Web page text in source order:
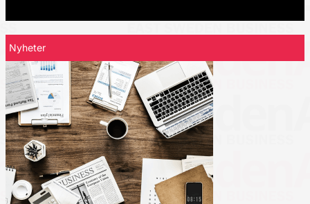
Nyheter